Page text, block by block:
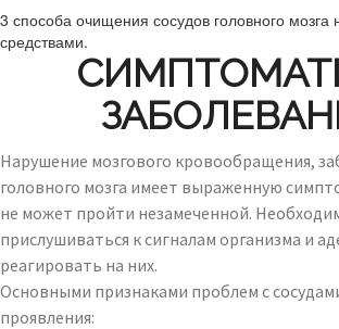
3 способа очищения сосудов головного
средствами.
Нарушение мозгового кровообращения,
головного мозга имеет выраженную
не может пройти незамеченной.
прислушиваться к сигналам организма и
реагировать на них.
Основными признаками проблем с
проявления: